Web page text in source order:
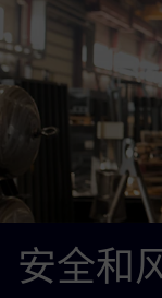
安全和